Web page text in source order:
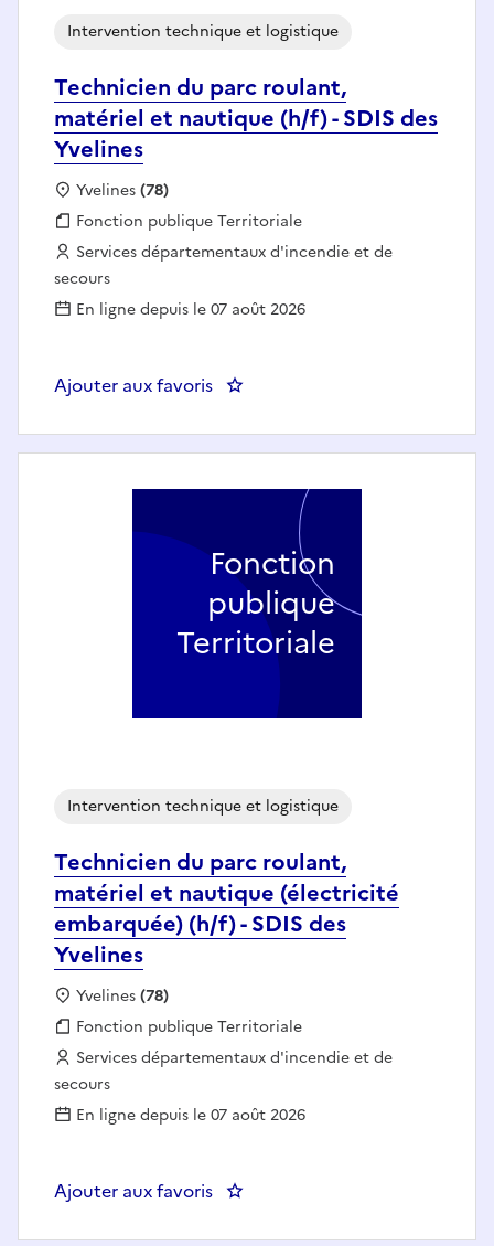
Technicien du parc roulant,
matériel et nautique (h/f) - SDIS des
Yvelines
Intervention technique et logistique
Localisation :
Yvelines(78)
Fonction publique :
Fonction publique Territoriale
Employeur :
Services départementaux d'incendie et de
secours
En ligne depuis le 07 août 2026
Ajouter aux favoris : Technicien du parc roulant,
Technicien du parc roulant,
matériel et nautique (électricité
embarquée) (h/f) - SDIS des
Yvelines
Intervention technique et logistique
Localisation :
Yvelines(78)
Fonction publique :
Fonction publique Territoriale
Employeur :
Services départementaux d'incendie et de
secours
En ligne depuis le 07 août 2026
Ajouter aux favoris : Technicien du parc roulant,
Fonction
publique
Territoriale